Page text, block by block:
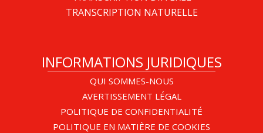
TRANSCRIPTION NATURELLE
INFORMATIONS JURIDIQUES
QUI SOMMES-NOUS
AVERTISSEMENT LÉGAL
POLITIQUE DE CONFIDENTIALITÉ
POLITIQUE EN MATIÈRE DE COOKIES